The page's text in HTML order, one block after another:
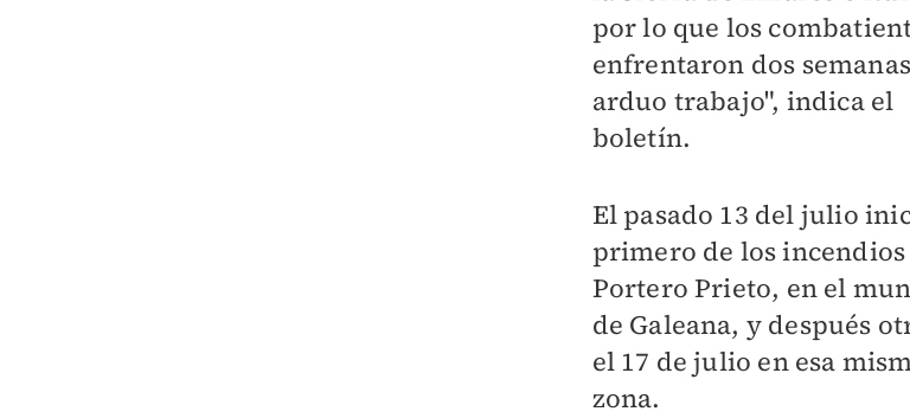
por lo que los
enfrentaron dos
arduo trabajo", indica el
boletín.
El pasado 13 del julio
primero de los
Portero Prieto, en el
de Galeana, y después
el 17 de julio en esa
zona.